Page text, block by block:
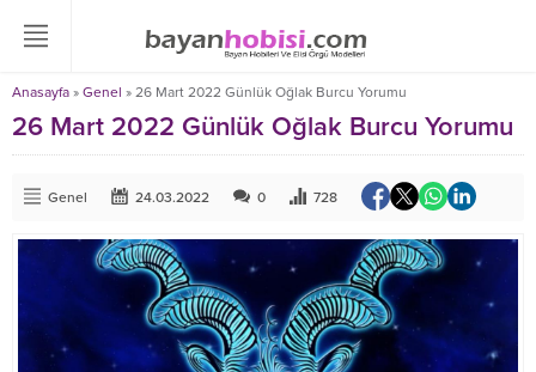
Anasayfa » Genel » 26 Mart 2022 Günlük Oğlak Burcu Yorumu
26 Mart 2022 Günlük Oğlak Burcu Yorumu
Genel 24.03.2022 0 728